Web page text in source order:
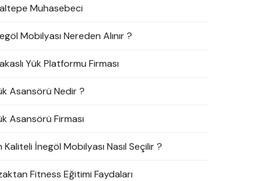
Muhasebeci
Mobilyası Nereden Alınır ?
Yük Platformu Firması
Asansörü Nedir ?
Asansörü Firması
Kaliteli İnegöl Mobilyası Nasıl Seçilir ?
Fitness Eğitimi Faydaları